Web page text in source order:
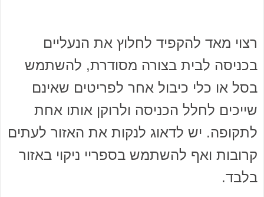
רצוי מאד להקפיד לחלוץ את הנעליים
בכניסה לבית בצורה מסודרת, להשתמש
בסל או כלי כיבול אחר לפריטים שאינם
שייכים לחלל הכניסה ולרוקן אותו אחת
לתקופה. יש לדאוג לנקות את האזור לעתים
קרובות ואף להשתמש בספריי ניקוי באזור
בלבד.